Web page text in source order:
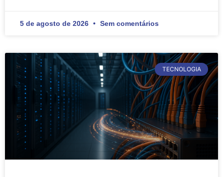
5 de agosto de 2026 Sem comentários
TECNOLOGIA